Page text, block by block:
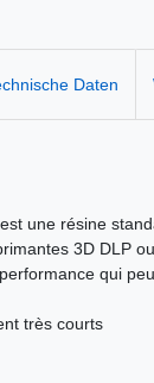
Daten
une résine
3D DLP
qui
très courts